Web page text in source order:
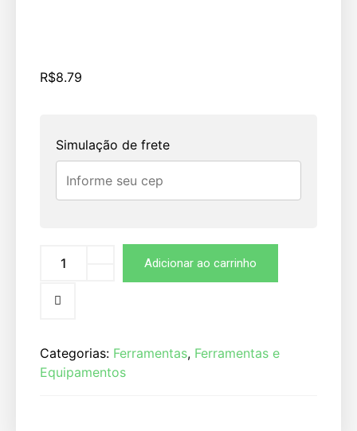
R$8.79
Simulação de frete
Adicionar ao carrinho
Categorias: Ferramentas, Ferramentas e
Equipamentos